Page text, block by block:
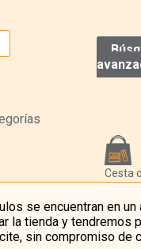
Cesta
se encuentran en un
la tienda y tendremos
sin compromiso de